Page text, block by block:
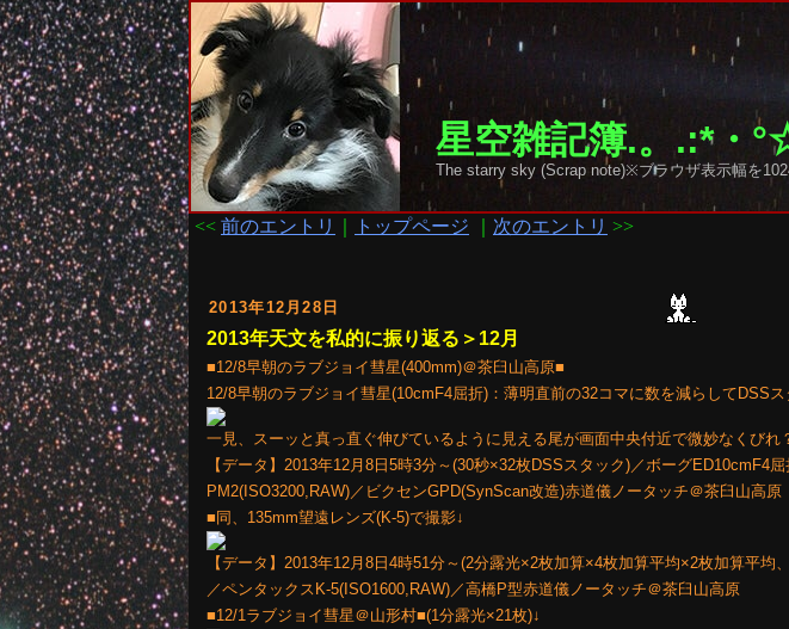
星空雑記簿.。.:*・
The starry sky (Scrap note)※ブラウザ表示幅を
<< 前のエントリ トップページ 次のエントリ >>
2013年12月28日
2013年天文を私的に振り返る＞12月
■12/8早朝のラブジョイ彗星(400mm)＠茶臼山高原■
12/8早朝のラブジョイ彗星(10cmF4屈折)：薄明直前の32コマに数を減らしてDSS
一見、スーッと真っ直ぐ伸びているように見える尾が画面中央付近で微妙なくびれ
【データ】2013年12月8日5時3分～(30秒×32枚DSSスタック)／ボーグED10cmF4
PM2(ISO3200,RAW)／ビクセンGPD(SynScan改造)赤道儀ノータッチ＠茶臼山高原
■同、135mm望遠レンズ(K-5)で撮影↓
【データ】2013年12月8日4時51分～(2分露光×2枚加算×4枚加算平均×2枚加算平
／ペンタックスK-5(ISO1600,RAW)／高橋P型赤道儀ノータッチ＠茶臼山高原
■12/1ラブジョイ彗星＠山形村■(1分露光×21枚)↓